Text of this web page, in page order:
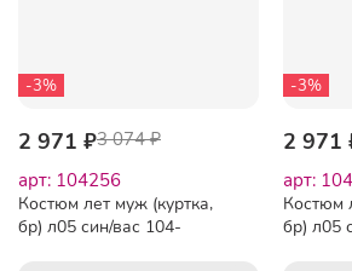
-3%
2 971 ₽3 074 ₽
арт: 104256
Костюм лет муж (куртка,
бр) л05 син/вас 104-
-3%
2 971
арт:
Костюм
бр) л05